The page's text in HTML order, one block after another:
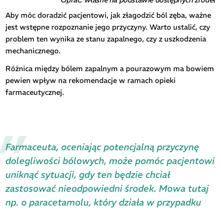
Aby móc doradzić pacjentowi, jak złagodzić ból zęba, ważne
jest wstępne rozpoznanie jego przyczyny. Warto ustalić, czy
problem ten wynika ze stanu zapalnego, czy z uszkodzenia
mechanicznego.
Różnica między bólem zapalnym a pourazowym ma bowiem
pewien wpływ na rekomendacje w ramach opieki
farmaceutycznej.
Farmaceuta, oceniając potencjalną przyczynę
dolegliwości bólowych, może pomóc pacjentowi
uniknąć sytuacji, gdy ten będzie chciał
zastosować nieodpowiedni środek. Mowa tutaj
np. o paracetamolu, który działa w przypadku